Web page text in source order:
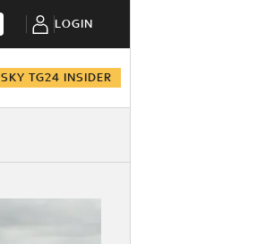
LOGIN
SKY TG24 INSIDER